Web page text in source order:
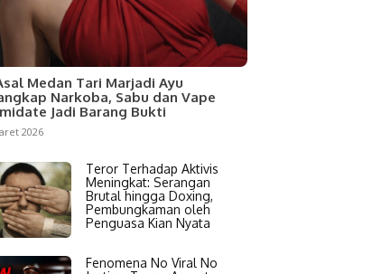
Medan Tari Marjadi Ayu
Narkoba, Sabu dan Vape
Jadi Barang Bukti
2026
Teror Terhadap Aktivis
Meningkat: Serangan
Brutal hingga Doxing,
Pembungkaman oleh
Penguasa Kian Nyata
Fenomena No Viral No